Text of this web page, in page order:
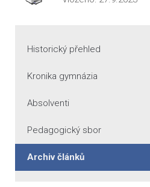
Historický přehled
Kronika gymnázia
Absolventi
Pedagogický sbor
Archiv článků